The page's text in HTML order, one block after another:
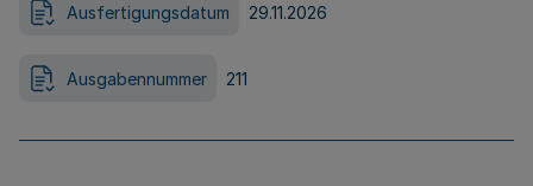
Ausfertigungsdatum 29.11.2026
Ausgabennummer 211